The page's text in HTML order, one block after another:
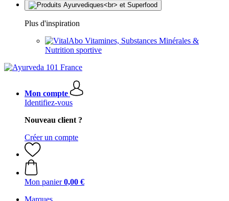
Plus d'inspiration
Vitamines, Substances Minérales &
Nutrition sportive
Mon compte
Identifiez-vous
Nouveau client ?
Créer un compte
Mon panier 0,00 €
Marques